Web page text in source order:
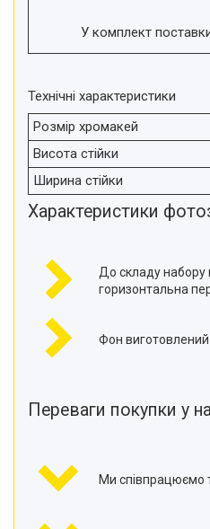
Кріплення
Аксесуари для мобільних
Товари для дому
Відеоогляди наших клієнтів
Знижки
Сертифікати
У комплект
Технічні характеристики
Розмір хромакей
Висота стійки
Ширина стійки
Характеристики
До складу набору
горизонтальна
Фон виготовлений
Переваги покупки у
Ми співпрацюємо